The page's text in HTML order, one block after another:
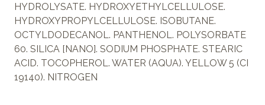
HYDROLYSATE. HYDROXYETHYLCELLULOSE.
HYDROXYPROPYLCELLULOSE. ISOBUTANE.
OCTYLDODECANOL. PANTHENOL. POLYSORBATE
60. SILICA [NANO]. SODIUM PHOSPHATE. STEARIC
ACID. TOCOPHEROL. WATER (AQUA). YELLOW 5 (CI
19140). NITROGEN